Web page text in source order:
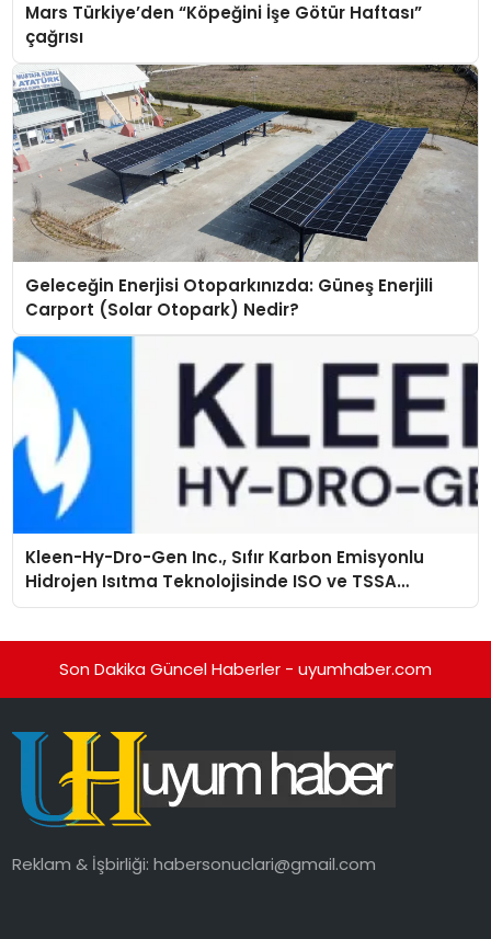
Mars Türkiye’den “Köpeğini İşe Götür Haftası”
çağrısı
Geleceğin Enerjisi Otoparkınızda: Güneş Enerjili
Carport (Solar Otopark) Nedir?
Kleen-Hy-Dro-Gen Inc., Sıfır Karbon Emisyonlu
Hidrojen Isıtma Teknolojisinde ISO ve TSSA
Düzenleyici Onaylarını Aldı
Son Dakika Güncel Haberler - uyumhaber.com
Reklam & İşbirliği:habersonuclari@gmail.com